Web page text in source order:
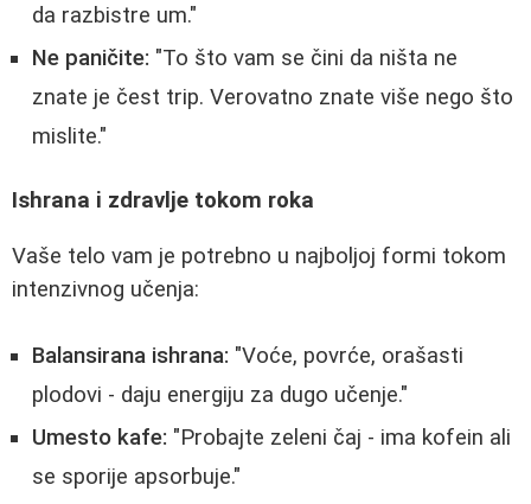
da razbistre um."
Ne paničite: "To što vam se čini da ništa ne
znate je čest trip. Verovatno znate više nego što
mislite."
Ishrana i zdravlje tokom roka
Vaše telo vam je potrebno u najboljoj formi tokom
intenzivnog učenja:
Balansirana ishrana: "Voće, povrće, orašasti
plodovi - daju energiju za dugo učenje."
Umesto kafe: "Probajte zeleni čaj - ima kofein ali
se sporije apsorbuje."